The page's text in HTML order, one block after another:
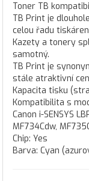
Toner TB
TB Print je
celou řadu
Kazety a tonery
samotný.
TB Print je
stále atraktivní
Kapacita tisku
Kompatibilita s
Canon i-SENSYS
MF734Cdw,
Chip: Yes
Barva: Cyan